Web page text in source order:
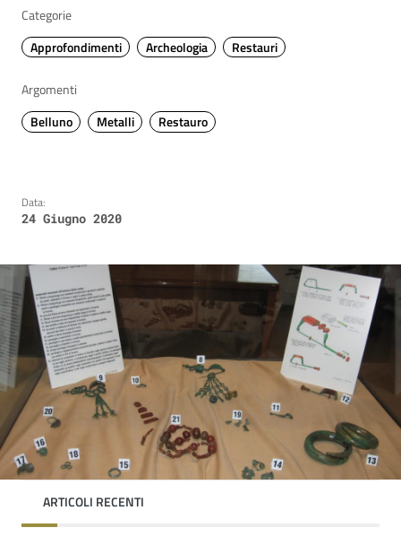
Categorie
Approfondimenti
Archeologia Restauri
Argomenti
Belluno
Metalli Restauro
Data:
24 Giugno 2020
ARTICOLI RECENTI